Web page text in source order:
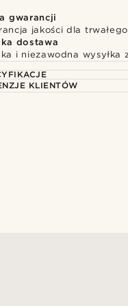
gwarancji
jakości dla
dostawa
i niezawodna wysyłka
KLIENTÓW